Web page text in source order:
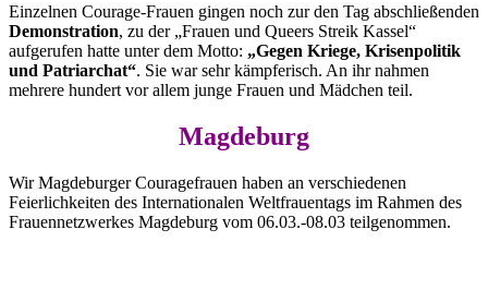
Einzelnen Courage-Frauen gingen noch zur den Tag abschließenden
Demonstration, zu der „Frauen und Queers Streik Kassel“
aufgerufen hatte unter dem Motto: „Gegen Kriege, Krisenpolitik
und Patriarchat“. Sie war sehr kämpferisch. An ihr nahmen
mehrere hundert vor allem junge Frauen und Mädchen teil.
Magdeburg
Wir Magdeburger Couragefrauen haben an verschiedenen
Feierlichkeiten des Internationalen Weltfrauentags im Rahmen des
Frauennetzwerkes Magdeburg vom 06.03.-08.03 teilgenommen.